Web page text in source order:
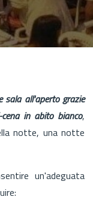
sala all'aperto grazie
in abito bianco,
notte, una notte
un'adeguata